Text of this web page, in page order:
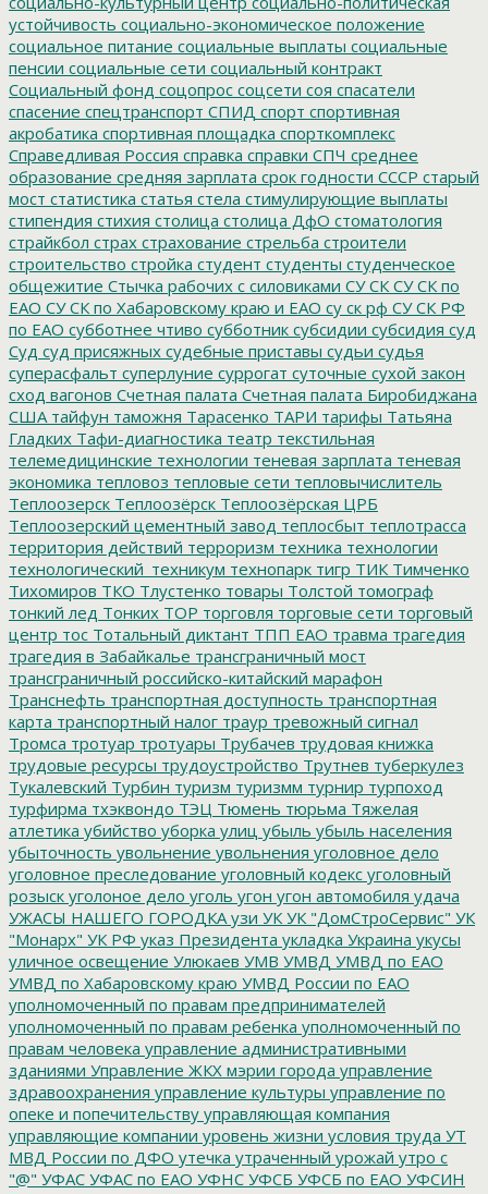
устойчивость социально-экономическое положение
социальное питание социальные выплаты социальные
пенсии социальные сети социальный контракт
Социальный фонд соцопрос соцсети соя спасатели
спасение спецтранспорт СПИД спорт спортивная
акробатика спортивная площадка спорткомплекс
Справедливая Россия справка справки СПЧ среднее
образование средняя зарплата срок годности СССР старый
мост статистика статья стела стимулирующие выплаты
стипендия стихия столица столица ДфО стоматология
страйкбол страх страхование стрельба строители
строительство стройка студент студенты студенческое
общежитие Стычка рабочих с силовиками СУ СК СУ СК по
ЕАО СУ СК по Хабаровскому краю и ЕАО су ск рф СУ СК РФ
по ЕАО субботнее чтиво субботник субсидии субсидия суд
Суд суд присяжных судебные приставы судьи судья
суперасфальт суперлуние суррогат суточные сухой закон
сход вагонов Счетная палата Счетная палата Биробиджана
США тайфун таможня Тарасенко ТАРИ тарифы Татьяна
Гладких Тафи-диагностика театр текстильная
телемедицинские технологии теневая зарплата теневая
экономика тепловоз тепловые сети тепловычислитель
Теплоозерск Теплоозёрск Теплоозёрская ЦРБ
Теплоозерский цементный завод теплосбыт теплотрасса
территория действий терроризм техника технологии
технологический_техникум технопарк тигр ТИК Тимченко
Тихомиров ТКО Тлустенко товары Толстой томограф
тонкий лед Тонких ТОР торговля торговые сети торговый
центр тос Тотальный диктант ТПП ЕАО травма трагедия
трагедия в Забайкалье трансграничный мост
трансграничный российско-китайский марафон
Транснефть транспортная доступность транспортная
карта транспортный налог траур тревожный сигнал
Тромса тротуар тротуары Трубачев трудовая книжка
трудовые ресурсы трудоустройство Трутнев туберкулез
Тукалевский Турбин туризм туризмм турнир турпоход
турфирма тхэквондо ТЭЦ Тюмень тюрьма Тяжелая
атлетика убийство уборка улиц убыль убыль населения
убыточность увольнение увольнения уголовное дело
уголовное преследование уголовный кодекс уголовный
розыск уголоное дело уголь угон угон автомобиля удача
УЖАСЫ НАШЕГО ГОРОДКА узи УК УК "ДомСтроСервис" УК
"Монарх" УК РФ указ Президента укладка Украина укусы
уличное освещение Улюкаев УМВ УМВД УМВД по ЕАО
УМВД по Хабаровскому краю УМВД России по ЕАО
уполномоченный по правам предпринимателей
уполномоченный по правам ребенка уполномоченный по
правам человека управление административными
зданиями Управление ЖКХ мэрии города управление
здравоохранения управление культуры управление по
опеке и попечительству управляющая компания
управляющие компании уровень жизни условия труда УТ
МВД России по ДФО утечка утраченный урожай утро с
"@" УФАС УФАС по ЕАО УФНС УФСБ УФСБ по ЕАО УФСИН